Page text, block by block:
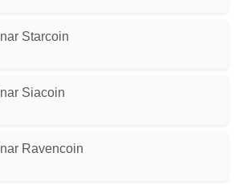
Starcoin
Siacoin
Ravencoin